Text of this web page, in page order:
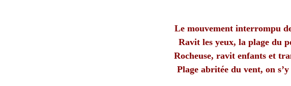
Le mouvement interrompu
Ravit les yeux, la plage du
Rocheuse, ravit enfants et
Plage abritée du vent, on